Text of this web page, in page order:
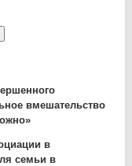
вмешательство
в
семьи в